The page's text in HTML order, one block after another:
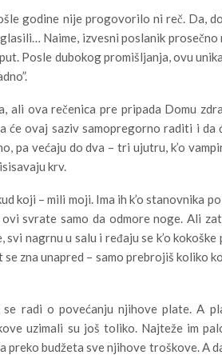
godine nije progovorilo ni reč. Da,
Naime, izvesni poslanik
Posle dubokog promišljanja, ovu
ali ova rečenica pre pripada Domu
će ovaj saziv samopregorno raditi i da
pa većaju do dva – tri ujutru, k’o
krv.
koji – mili moji. Ima ih k’o stanovnika
svrate samo da odmore noge. Ali
nagrnu u salu i ređaju se k’o kokoške
zna unapred – samo prebrojiš koliko
radi o povećanju njihove plate. A
uzimali su još toliko. Najteže im
budžeta sve njihove troškove. A